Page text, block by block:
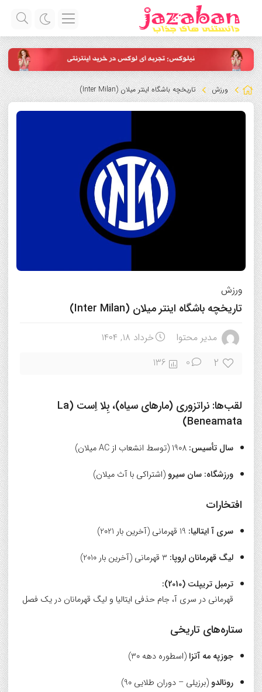
ورزش تاریخچه باشگاه اینتر میلان (Inter Milan)
ورزش
تاریخچه باشگاه اینتر میلان (Inter Milan)
مدیر محتوا خرداد ۱۸, ۱۴۰۴
2
0
136
لقب‌ها:
نراتزوری (مارهای سیاه)، بِلا اِست (La
Beneamata)
سال تأسیس:
ورزشگاه: سان سیرو (اشتراکی با آث میلان)
افتخارات
سری آ ایتالیا:
لیگ قهرمانان اروپا:
ترمبل تریپلت (2010):
قهرمانی در سری آ، جام حذفی ایتالیا و لیگ قهرمانان در یک فصل
ستاره‌های تاریخی
جوزپه مه آتزا(اسطوره دهه 30)
رونالدو (برزیلی – دوران طلایی 90)